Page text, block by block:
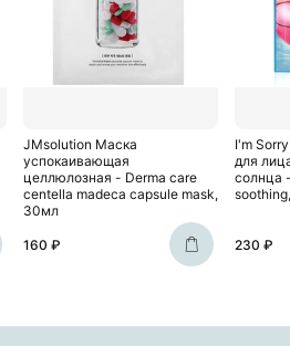
JMsolution Маска
успокаивающая
целлюлозная - Derma care
centella madeca capsule mask,
30мл
160 ₽
I'm
для
солнца
230 ₽